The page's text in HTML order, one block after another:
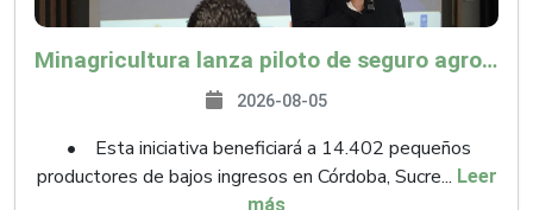
Minagricultura lanza piloto de seguro agropecuario por $9.625 millones para proteger a más de 14.000 pequeños productores contra riesgos del Fenómeno de El Niño
2026-08-05
• Esta iniciativa beneficiará a 14.402 pequeños
productores de bajos ingresos en Córdoba, Sucre... Leer
más